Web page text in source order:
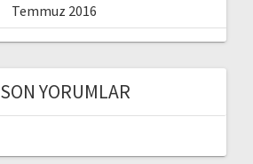
Temmuz 2016
SON YORUMLAR